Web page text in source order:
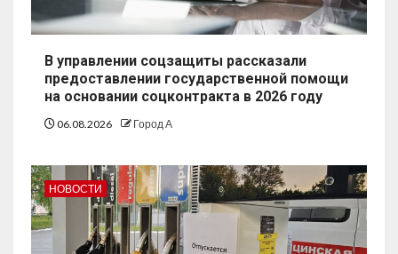
В управлении соцзащиты рассказали
предоставлении государственной помощи
на основании соцконтракта в 2026 году
06.08.2026 Город А
НОВОСТИ